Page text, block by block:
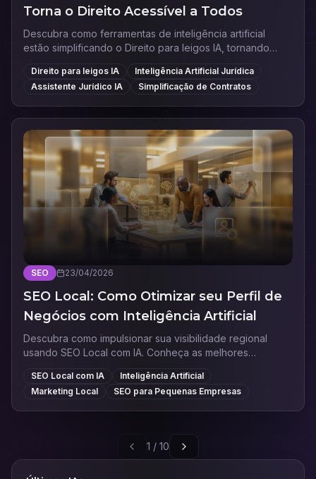
Torna o Direito Acessível a Todos
Descubra como ferramentas de inteligência artificial
estão simplificando o Direito para leigos IA, tornando
contratos e leis compreensíveis para todos.
Direito para leigos IA
Inteligência Artificial Jurídica
Assistente Jurídico IA
Simplificação de Contratos
SEO 23/04/2026
SEO Local: Como Otimizar seu Perfil de
Negócios com Inteligência Artificial
Descubra como impulsionar sua visibilidade regional
usando SEO Local com IA. Conheça as melhores
ferramentas para otimizar seu Perfil de Empresa no
Google hoje!
SEO Local com IA
Inteligência Artificial
Marketing Local
SEO para Pequenas Empresas
1 / 10